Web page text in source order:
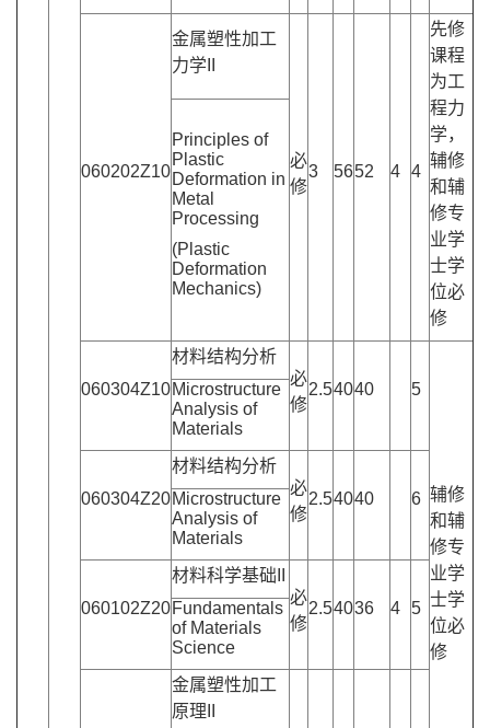
060202Z10
金属塑性加工
力学II
必
修
3 5652 4 4
先修
课程
为工
程力
学，
辅修
和辅
修专
业学
士学
位必
修
Principles of
Plastic
Deformation in
Metal
Processing
(Plastic
Deformation
Mechanics)
060304Z10
材料结构分析
必
修
2.54040 5
辅修
和辅
修专
业学
士学
位必
修
Microstructure
Analysis of
Materials
060304Z20
材料结构分析
必
修
2.54040 6
Microstructure
Analysis of
Materials
060102Z20
材料科学基础II
必
修
2.54036 4 5
Fundamentals
of Materials
Science
金属塑性加工
原理II